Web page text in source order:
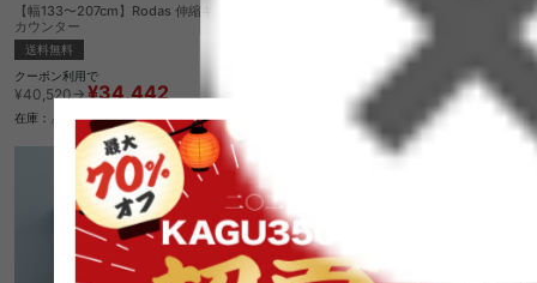
【幅133〜207cm】Rodas 伸縮キッチン
カウンター
送料無料
クーポン利用で
¥40,520→¥34,442
在庫：△
Bure カウンター専用オプションテーブル